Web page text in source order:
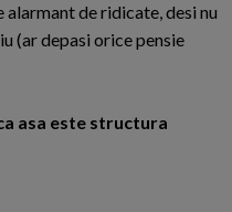
de ridicate, desi nu
(ar depasi orice pensie
asa este structura